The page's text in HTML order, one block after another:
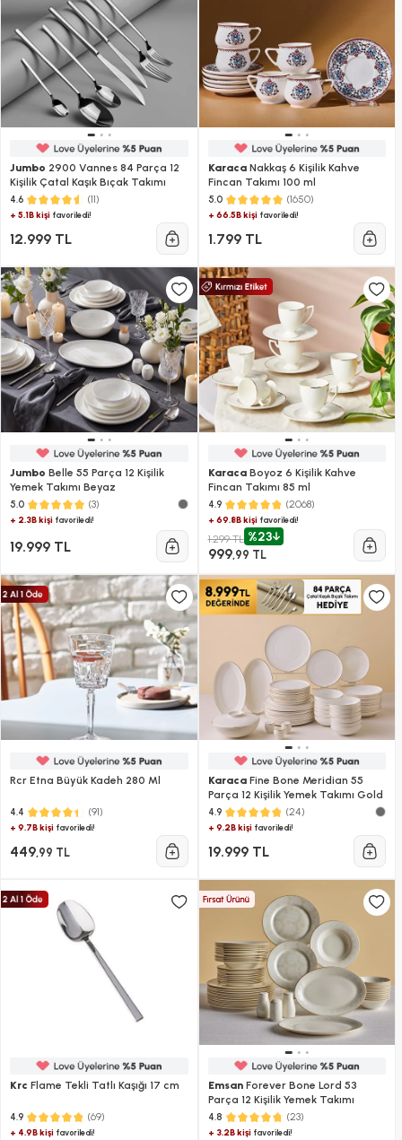
Jumbo 2900 Vannes 84 Parça 12
Kişilik Çatal Kaşık Bıçak Takımı
4.6 (11)
+ 5.1B kişi favoriledi!
12.999 TL
KaracaNakkaş 6 Kişilik Kahve
Fincan Takımı 100 ml
5.0 (1650)
+ 66.5B kişifavoriledi!
1.799 TL
Jumbo Belle 55 Parça 12 Kişilik
Yemek Takımı Beyaz
5.0 (3)
+ 2.3B kişi favoriledi!
19.999 TL
KaracaBoyoz 6 Kişilik Kahve
Fincan Takımı 85 ml
4.9 (2068)
+ 69.8B kişifavoriledi!
1.299 TL %23
999,99 TL
Rcr Etna Büyük Kadeh 280 Ml
4.4 (91)
+ 9.7B kişi favoriledi!
449,99 TL
KaracaFine Bone Meridian 55
Parça 12 Kişilik Yemek Takımı Gold
4.9 (24)
+ 9.2B kişifavoriledi!
19.999 TL
Krc Flame Tekli Tatlı Kaşığı 17 cm
4.9 (69)
+ 4.9B kişi favoriledi!
EmsanForever Bone Lord 53
Parça 12 Kişilik Yemek Takımı
4.8 (23)
+ 3.2B kişifavoriledi!